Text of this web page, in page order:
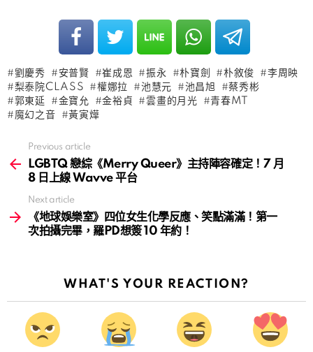
劉慶秀 安普賢 崔成恩 振永 朴寶劍 朴敘俊
李周映
梨泰院CLASS
權娜拉 池慧元 池昌旭
蔡秀彬
郭東延
金寶允 金裕貞 雲畫的月光
青春MT
魔幻之音
黃寅燁
more
Previous article
LGBTQ 戀綜《Merry Queer》主持陣容確定！7 月
8 日上線 Wavve 平台
Next article
《地球娛樂室》四位女生化學反應、笑點滿滿！第一
次拍攝完畢，羅PD想簽 10 年約！
WHAT'S YOUR REACTION?